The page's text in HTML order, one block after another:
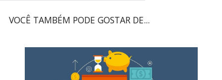
VOCÊ TAMBÉM PODE GOSTAR DE...